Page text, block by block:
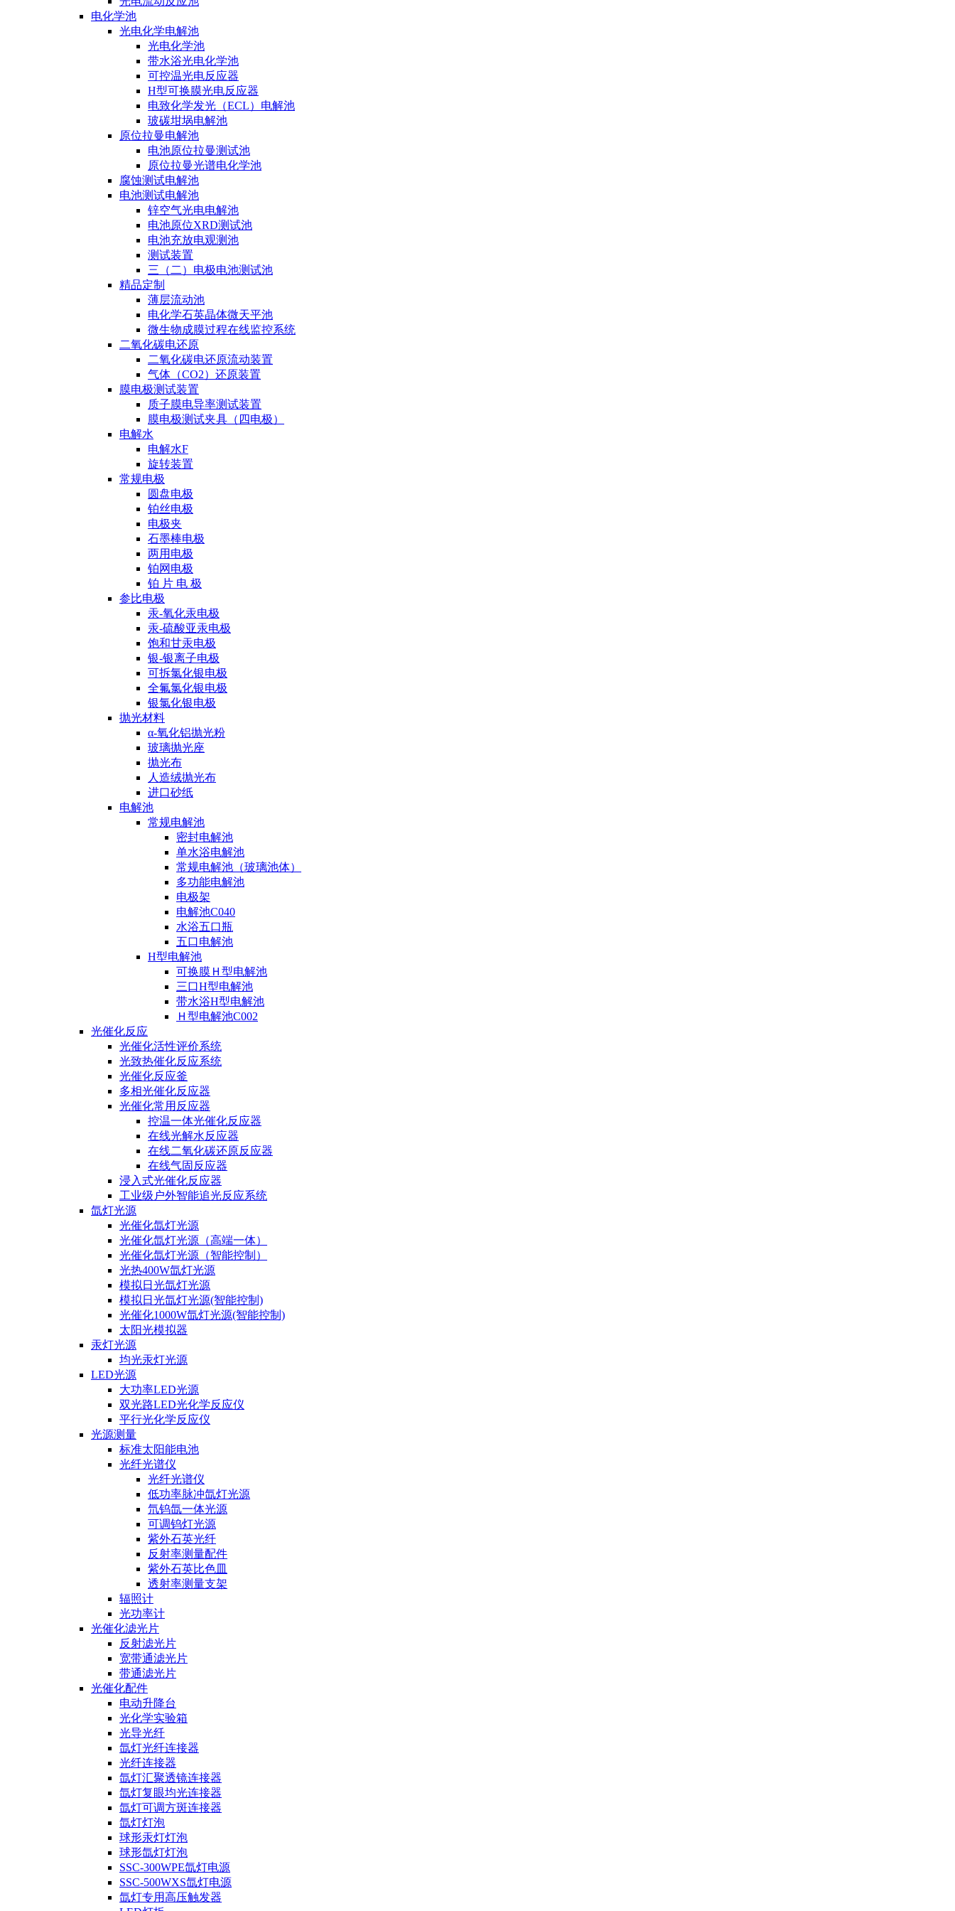
电化学池
光电化学电解池
光电化学池
带水浴光电化学池
可控温光电反应器
H型可换膜光电反应器
电致化学发光（ECL）电解池
玻碳坩埚电解池
原位拉曼电解池
电池原位拉曼测试池
原位拉曼光谱电化学池
腐蚀测试电解池
电池测试电解池
锌空气光电电解池
电池原位XRD测试池
电池充放电观测池
测试装置
三（二）电极电池测试池
精品定制
薄层流动池
电化学石英晶体微天平池
微生物成膜过程在线监控系统
二氧化碳电还原
二氧化碳电还原流动装置
气体（CO2）还原装置
膜电极测试装置
质子膜电导率测试装置
膜电极测试夹具（四电极）
电解水
电解水F
旋转装置
常规电极
圆盘电极
铂丝电极
电极夹
石墨棒电极
两用电极
铂网电极
铂 片 电 极
参比电极
汞-氧化汞电极
汞-硫酸亚汞电极
饱和甘汞电极
银-银离子电极
可拆氯化银电极
全氟氯化银电极
银氯化银电极
抛光材料
α-氧化铝抛光粉
玻璃抛光座
抛光布
人造绒抛光布
进口砂纸
电解池
常规电解池
密封电解池
单水浴电解池
常规电解池（玻璃池体）
多功能电解池
电极架
电解池C040
水浴五口瓶
五口电解池
H型电解池
可换膜Ｈ型电解池
三口H型电解池
带水浴H型电解池
Ｈ型电解池C002
光催化反应
光催化活性评价系统
光致热催化反应系统
光催化反应釜
多相光催化反应器
光催化常用反应器
控温一体光催化反应器
在线光解水反应器
在线二氧化碳还原反应器
在线气固反应器
浸入式光催化反应器
工业级户外智能追光反应系统
氙灯光源
光催化氙灯光源
光催化氙灯光源（高端一体）
光催化氙灯光源（智能控制）
光热400W氙灯光源
模拟日光氙灯光源
模拟日光氙灯光源(智能控制)
光催化1000W氙灯光源(智能控制)
太阳光模拟器
汞灯光源
均光汞灯光源
LED光源
大功率LED光源
双光路LED光化学反应仪
平行光化学反应仪
光源测量
标准太阳能电池
光纤光谱仪
光纤光谱仪
低功率脉冲氙灯光源
氘钨氙一体光源
可调钨灯光源
紫外石英光纤
反射率测量配件
紫外石英比色皿
透射率测量支架
辐照计
光功率计
光催化滤光片
反射滤光片
宽带通滤光片
带通滤光片
光催化配件
电动升降台
光化学实验箱
光导光纤
氙灯光纤连接器
光纤连接器
氙灯汇聚透镜连接器
氙灯复眼均光连接器
氙灯可调方斑连接器
氙灯灯泡
球形汞灯灯泡
球形氙灯灯泡
SSC-300WPE氙灯电源
SSC-500WXS氙灯电源
氙灯专用高压触发器